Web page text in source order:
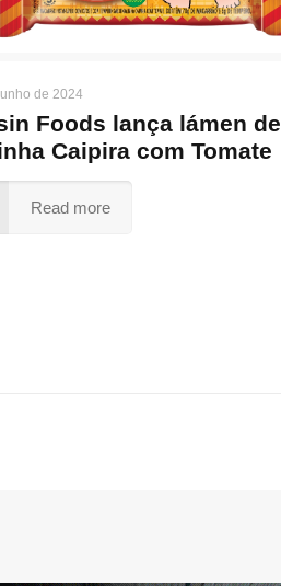
de 2024
Foods lança lámen de
Caipira com Tomate
Read more